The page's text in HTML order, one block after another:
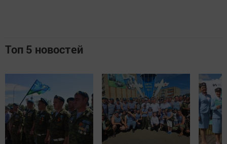
Топ 5 новостей